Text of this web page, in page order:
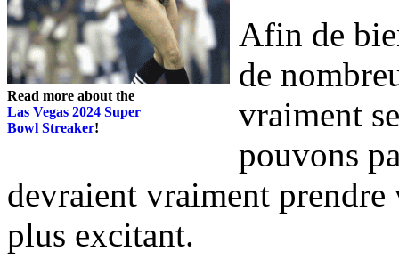
Read more about the
Las Vegas 2024 Super
Bowl Streaker!
Afin de
de
vraiment
pouvons
devraient vraiment
plus excitant.